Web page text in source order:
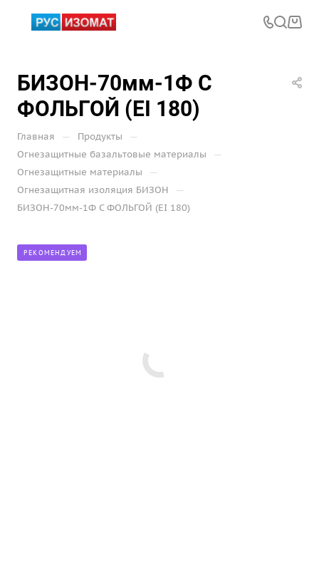
БИЗОН-70мм-1Ф С
ФОЛЬГОЙ (EI 180)
Главная — Продукты —
Огнезащитные базальтовые материалы —
Огнезащитные материалы —
Огнезащитная изоляция БИЗОН —
БИЗОН-70мм-1Ф С ФОЛЬГОЙ (EI 180)
РЕКОМЕНДУЕМ